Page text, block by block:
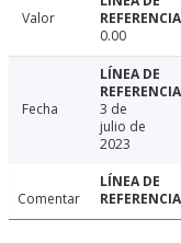
Valor
0.00
Fecha
3 de
julio de
2023
Comentar